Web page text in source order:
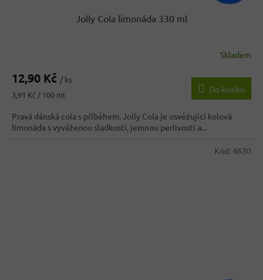
Jolly Cola limonáda 330 ml
Skladem
12,90 Kč / ks
Měrná
3,91 Kč / 100 ml
Do košíku
Pravá dánská cola s příběhem. Jolly Cola je osvěžující kolová
limonáda s vyváženou sladkostí, jemnou perlivostí a...
Kód: 4630